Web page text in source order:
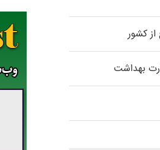
کشور
بهداشت